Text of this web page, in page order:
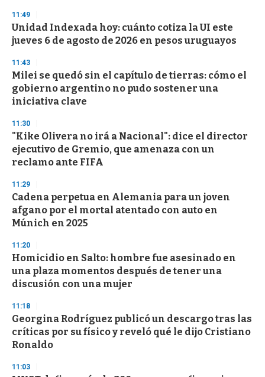
s
e
c
o
d
s
11:49
Unidad Indexada hoy: cuánto cotiza la UI este
jueves 6 de agosto de 2026 en pesos uruguayos
11:43
Milei se quedó sin el capítulo de tierras: cómo el
gobierno argentino no pudo sostener una
iniciativa clave
11:30
"Kike Olivera no irá a Nacional": dice el director
ejecutivo de Gremio, que amenaza con un
reclamo ante FIFA
11:29
Cadena perpetua en Alemania para un joven
afgano por el mortal atentado con auto en
Múnich en 2025
11:20
Homicidio en Salto: hombre fue asesinado en
una plaza momentos después de tener una
discusión con una mujer
11:18
Georgina Rodríguez publicó un descargo tras las
críticas por su físico y reveló qué le dijo Cristiano
Ronaldo
11:03